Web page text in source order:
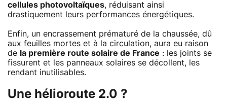
cellules photovoltaïques, réduisant ainsi
drastiquement leurs performances énergétiques.
Enfin, un encrassement prématuré de la chaussée, dû
aux feuilles mortes et à la circulation, aura eu raison
de la première route solaire de France : les joints se
fissurent et les panneaux solaires se décollent, les
rendant inutilisables.
Une hélioroute 2.0 ?